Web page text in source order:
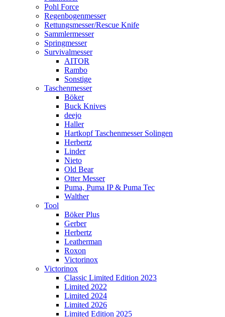
Pohl Force
Regenbogenmesser
Rettungsmesser/Rescue Knife
Sammlermesser
Springmesser
Survivalmesser
AITOR
Rambo
Sonstige
Taschenmesser
Böker
Buck Knives
deejo
Haller
Hartkopf Taschenmesser Solingen
Herbertz
Linder
Nieto
Old Bear
Otter Messer
Puma, Puma IP & Puma Tec
Walther
Tool
Böker Plus
Gerber
Herbertz
Leatherman
Roxon
Victorinox
Victorinox
Classic Limited Edition 2023
Limited 2022
Limited 2024
Limited 2026
Limited Edition 2025